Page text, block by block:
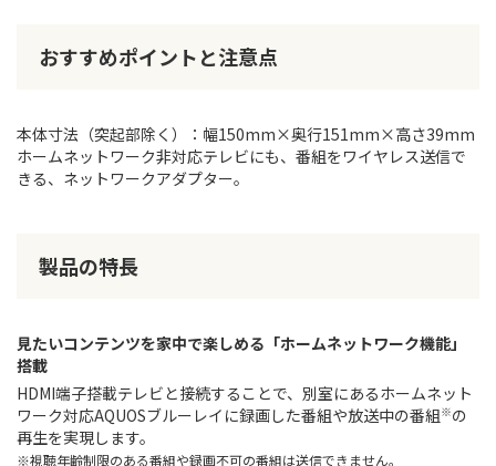
おすすめポイントと注意点
本体寸法（突起部除く）：幅150mm×奥行151mm×高さ39mm
ホームネットワーク非対応テレビにも、番組をワイヤレス送信で
きる、ネットワークアダプター。
製品の特長
見たいコンテンツを家中で楽しめる「ホームネットワーク機能」
搭載
HDMI端子搭載テレビと接続することで、別室にあるホームネット
ワーク対応AQUOSブルーレイに録画した番組や放送中の番組※の
再生を実現します。
※視聴年齢制限のある番組や録画不可の番組は送信できません。